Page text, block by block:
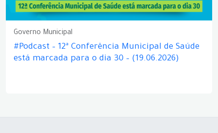
Governo Municipal
#Podcast – 12ª Conferência Municipal de Saúde
está marcada para o dia 30 – (19.06.2026)